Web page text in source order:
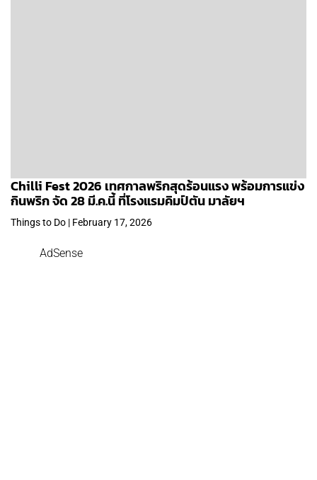
Chilli Fest 2026 เทศกาลพริกสุดร้อนแรง พร้อมการแข่ง
กินพริก จัด 28 มี.ค.นี้ ที่โรงแรมคิมป์ตัน มาลัยฯ
Things to Do | February 17, 2026
AdSense